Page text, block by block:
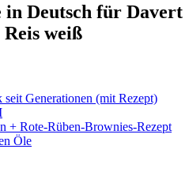
Deutsch für Davert
weiß
seit Generationen (mit Rezept)
+ Rote-Rüben-Brownies-Rezept
Öle